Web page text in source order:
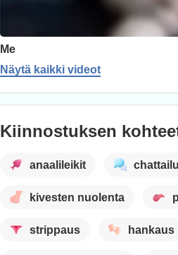
Me
Näytä kaikki videot
Kiinnostuksen
anaalileikit chattailu
kivesten nuolenta
strippaus hankaus